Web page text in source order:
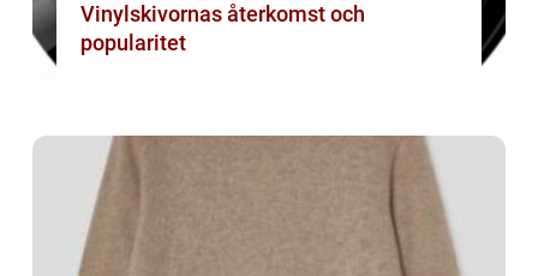
Vinylskivornas återkomst och
popularitet